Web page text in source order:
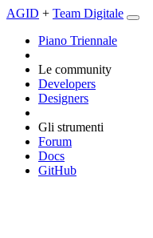
AGID + Team Digitale
Piano Triennale
Le community
Developers
Designers
Gli strumenti
Forum
Docs
GitHub